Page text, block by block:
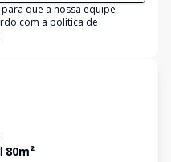
que a nossa equipe
com a política de
80m²